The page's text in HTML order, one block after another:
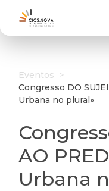
Eventos >
Congresso DO
Urbana no plural»
AO
Urbana